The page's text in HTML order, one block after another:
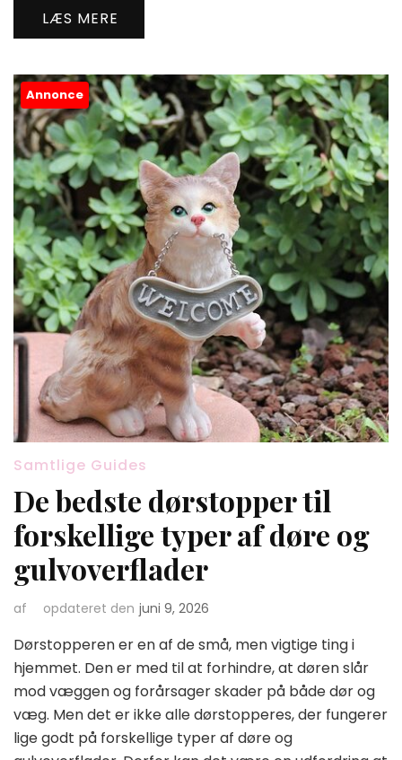
LÆS MERE
Annonce
Samtlige Guides
De bedste dørstopper til
forskellige typer af døre og
gulvoverflader
af opdateret den juni 9, 2026
Dørstopperen er en af de små, men vigtige ting i
hjemmet. Den er med til at forhindre, at døren slår
mod væggen og forårsager skader på både dør og
væg. Men det er ikke alle dørstopperes, der fungerer
lige godt på forskellige typer af døre og